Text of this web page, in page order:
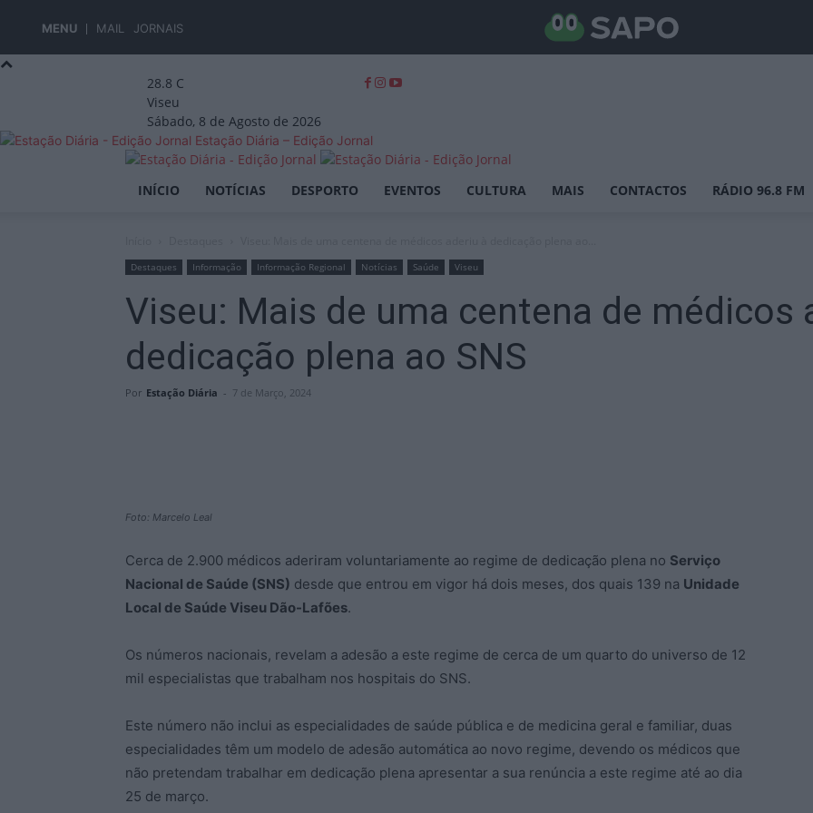
MENU MAIL JORNAIS
28.8 C
Viseu
Sábado, 8 de Agosto de 2026
Estação Diária – Edição Jornal
INÍCIO NOTÍCIAS DESPORTO EVENTOS CULTURA MAIS CONTACTOS RÁDIO 96.8 FM
Destaques Informação Informação Regional Notícias Saúde Viseu
Viseu: Mais de uma centena de médicos
dedicação plena ao SNS
Por Estação Diária - 7 de Março, 2024
Foto: Marcelo Leal
Cerca de 2.900 médicos aderiram voluntariamente ao regime de dedicação plena no Serviço
Nacional de Saúde (SNS) desde que entrou em vigor há dois meses, dos quais 139 na Unidade
Local de Saúde Viseu Dão-Lafões.
Os números nacionais, revelam a adesão a este regime de cerca de um quarto do universo de 12
mil especialistas que trabalham nos hospitais do SNS.
Este número não inclui as especialidades de saúde pública e de medicina geral e familiar, duas
especialidades têm um modelo de adesão automática ao novo regime, devendo os médicos que
não pretendam trabalhar em dedicação plena apresentar a sua renúncia a este regime até ao dia
25 de março.